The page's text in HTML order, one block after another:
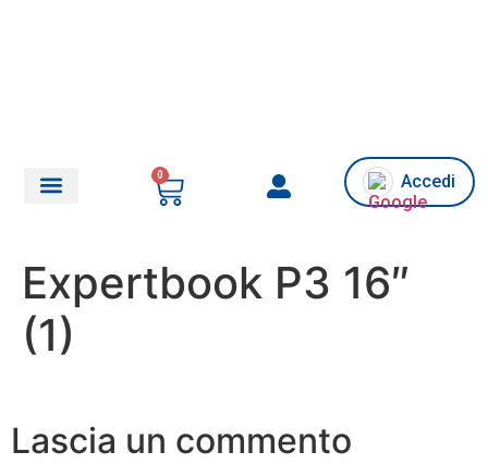
0 Accedi
Expertbook P3 16″
(1)
Lascia un commento